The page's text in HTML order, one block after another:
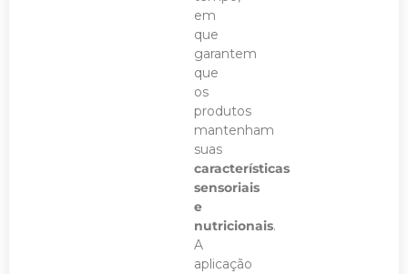
em
que
garantem
que
os
produtos
mantenham
suas
características
sensoriais
e
nutricionais.
A
aplicação